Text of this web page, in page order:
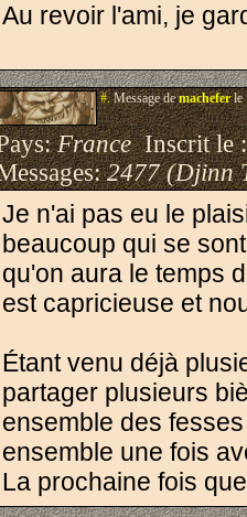
Au revoir l'ami, je
#.Message demacheferle
FranceInscrit le
2477 (Djinn
Je n'ai pas eu le
beaucoup qui se
qu'on aura le temps
est capricieuse et
Étant venu déjà
partager plusieurs
ensemble des
ensemble une fois
La prochaine fois